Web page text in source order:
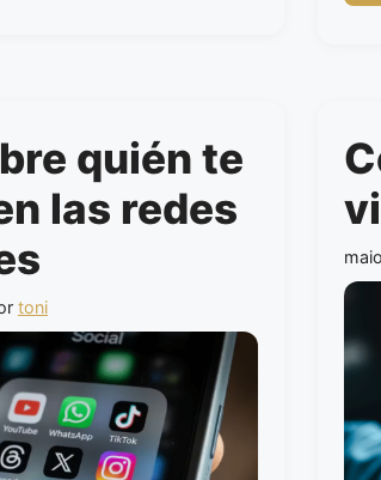
quién te
las redes
toni